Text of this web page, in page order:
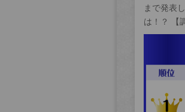
まで発表
は！？ 【